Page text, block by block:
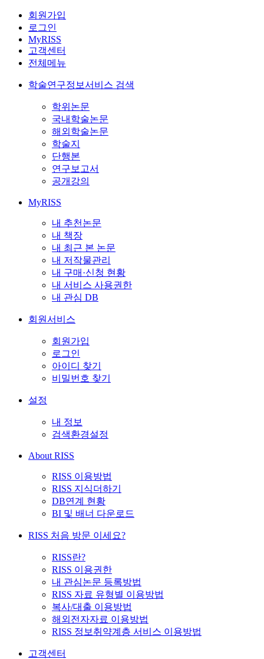
회원가입
로그인
MyRISS
고객센터
전체메뉴
학술연구정보서비스 검색
학위논문
국내학술논문
해외학술논문
학술지
단행본
연구보고서
공개강의
MyRISS
내 추천논문
내 책장
내 최근 본 논문
내 저작물관리
내 구매·신청 현황
내 서비스 사용권한
내 관심 DB
회원서비스
회원가입
로그인
아이디 찾기
비밀번호 찾기
설정
내 정보
검색환경설정
About RISS
RISS 이용방법
RISS 지식더하기
DB연계 현황
BI 및 배너 다운로드
RISS 처음 방문 이세요?
RISS란?
RISS 이용권한
내 관심논문 등록방법
RISS 자료 유형별 이용방법
복사/대출 이용방법
해외전자자료 이용방법
RISS 정보취약계층 서비스 이용방법
고객센터